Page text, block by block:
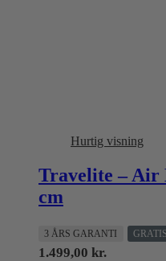
Hurtig visning
Travelite – Air
cm
3 ÅRS GARANTI
1.499,00 kr.